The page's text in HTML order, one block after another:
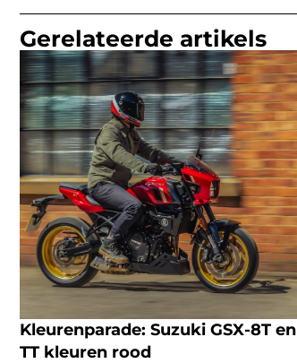
Gerelateerde artikels
Kleurenparade: Suzuki GSX-8T en
TT kleuren rood